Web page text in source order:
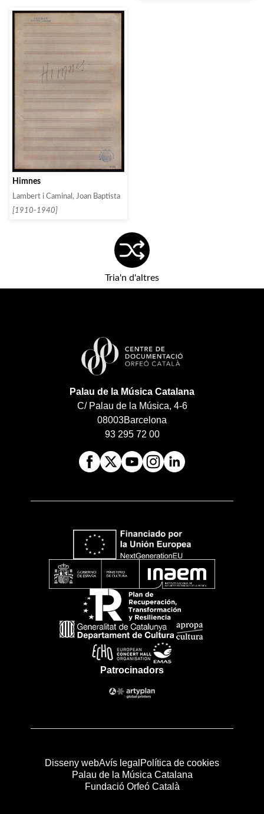
Himnes
Lambert i Caminal, Joan Baptista
[1910-1940]
Tria'n d'altres
Palau de la Música Catalana
C/ Palau de la Música, 4-6
08003Barcelona
93 295 72 00
Patrocinadors
Disseny webAvís legal Política de cookies
Palau de la Música Catalana
Fundació Orfeó Català